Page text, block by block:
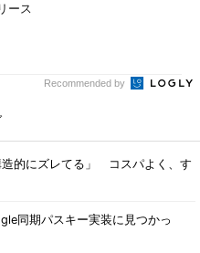
ース
Recommended by
造的にズレてる」 コスパよく、す
同期パスキー実装に見つかっ